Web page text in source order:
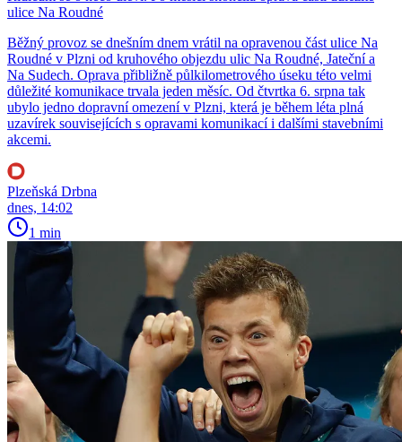
ulice Na Roudné
Běžný provoz se dnešním dnem vrátil na opravenou část ulice Na
Roudné v Plzni od kruhového objezdu ulic Na Roudné, Jateční a
Na Sudech. Oprava přibližně půlkilometrového úseku této velmi
důležité komunikace trvala jeden měsíc. Od čtvrtka 6. srpna tak
ubylo jedno dopravní omezení v Plzni, která je během léta plná
uzavírek souvisejících s opravami komunikací i dalšími stavebními
akcemi.
Plzeňská Drbna
dnes, 14:02
1 min